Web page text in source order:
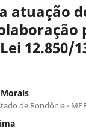
atuação
12.850/
de Rondônia -